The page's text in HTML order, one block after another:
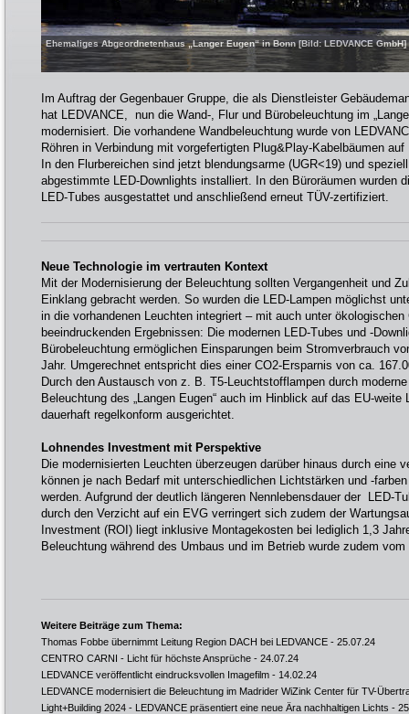
Ehemaliges Abgeordnetenhaus „Langer Eugen“ in Bonn [Bild: LEDVANCE GmbH]
Im Auftrag der Gegenbauer Gruppe, die als Dienstleister
hat LEDVANCE, nun die Wand-, Flur und Bürobeleuchtung im
modernisiert. Die vorhandene Wandbeleuchtung wurde von
Röhren in Verbindung mit vorgefertigten Plug&Play-Kabelbäumen
In den Flurbereichen sind jetzt blendungsarme (UGR<19) und
abgestimmte LED-Downlights installiert. In den Büroräumen wurden
LED-Tubes ausgestattet und anschließend erneut TÜV-zertifiziert.
Neue Technologie im vertrauten Kontext
Mit der Modernisierung der Beleuchtung sollten Vergangenheit und
Einklang gebracht werden. So wurden die LED-Lampen möglichst
in die vorhandenen Leuchten integriert – mit auch unter
beeindruckenden Ergebnissen: Die modernen LED-Tubes und -
Bürobeleuchtung ermöglichen Einsparungen beim Stromverbrauch
Jahr. Umgerechnet entspricht dies einer CO2-Ersparnis von ca.
Durch den Austausch von z. B. T5-Leuchtstofflampen durch
Beleuchtung des „Langen Eugen“ auch im Hinblick auf das EU-
dauerhaft regelkonform ausgerichtet.
Lohnendes Investment mit Perspektive
Die modernisierten Leuchten überzeugen darüber hinaus durch eine
können je nach Bedarf mit unterschiedlichen Lichtstärken und -
werden. Aufgrund der deutlich längeren Nennlebensdauer der LED-
durch den Verzicht auf ein EVG verringert sich zudem der
Investment (ROI) liegt inklusive Montagekosten bei lediglich 1,3
Beleuchtung während des Umbaus und im Betrieb wurde zudem
Weitere Beiträge zum Thema:
Thomas Fobbe übernimmt Leitung Region DACH bei LEDVANCE - 25.07.24
CENTRO CARNI - Licht für höchste Ansprüche - 24.07.24
LEDVANCE veröffentlicht eindrucksvollen Imagefilm - 14.02.24
LEDVANCE modernisiert die Beleuchtung im Madrider WiZink Center für TV-
Light+Building 2024 - LEDVANCE präsentiert eine neue Ära nachhaltigen Lichts -